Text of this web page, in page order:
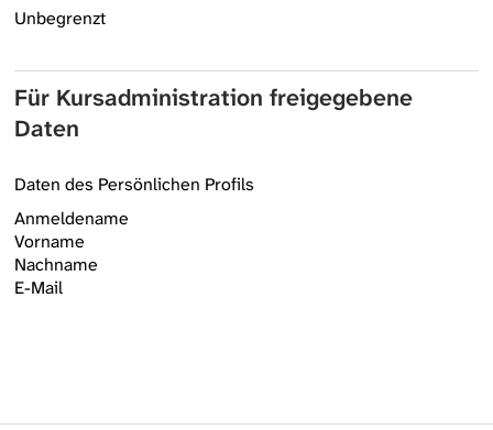
Unbegrenzt
Für Kursadministration freigegebene
Daten
Daten des Persönlichen Profils
Anmeldename
Vorname
Nachname
E-Mail